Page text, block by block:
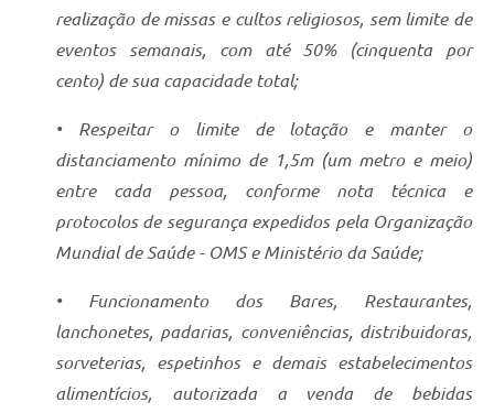
realização de missas e cultos religiosos, sem limite de
eventos semanais, com até 50% (cinquenta por
cento) de sua capacidade total;
• Respeitar o limite de lotação e manter o
distanciamento mínimo de 1,5m (um metro e meio)
entre cada pessoa, conforme nota técnica e
protocolos de segurança expedidos pela Organização
Mundial de Saúde - OMS e Ministério da Saúde;
• Funcionamento dos Bares, Restaurantes,
lanchonetes, padarias, conveniências, distribuidoras,
sorveterias, espetinhos e demais estabelecimentos
alimentícios, autorizada a venda de bebidas